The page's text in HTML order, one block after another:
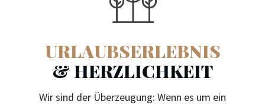
URLAUBSERLEBNIS
& HERZLICHKEIT
Wir sind der Überzeugung: Wenn es um ein